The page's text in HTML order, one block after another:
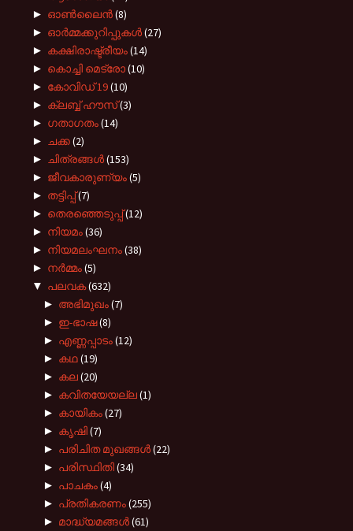
► ഓൺലൈൻ(8)
► ഓർമ്മക്കുറിപ്പുകൾ(27)
► കക്ഷിരാഷ്ട്രീയം(14)
► കൊച്ചി മെട്രോ(10)
► കോവിഡ് 19(10)
► ക്ലബ്ബ് ഹൗസ്(3)
► ഗതാഗതം(14)
► ചക്ക(2)
► ചിത്രങ്ങൾ(153)
► ജീവകാരുണ്യം(5)
► തട്ടിപ്പ്(7)
► തെരഞ്ഞെടുപ്പ്(12)
► നിയമം(36)
► നിയമലംഘനം(38)
► നർമ്മം(5)
▼ പലവക(632)
► അഭിമുഖം(7)
► ഇ-ഭാഷ(8)
► എണ്ണപ്പാടം(12)
► കഥ(19)
► കല(20)
► കവിതയേയല്ല(1)
► കായികം(27)
► കൃഷി(7)
► പരിചിത മുഖങ്ങള്‍(22)
► പരിസ്ഥിതി(34)
► പാചകം(4)
► പ്രതികരണം(255)
► മാദ്ധ്യമങ്ങൾ(61)